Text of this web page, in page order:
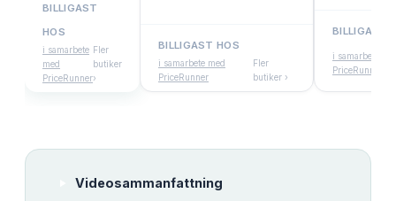
BILLIGAST
HOS
i samarbete
med
PriceRunner
Fler
butiker
›
BILLIGAST HOS
i samarbete med
PriceRunner
Fler
butiker ›
BILLIGAST
i samarbete
PriceRunner
Videosammanfattning